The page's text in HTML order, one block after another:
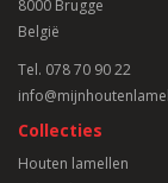
8000 Brugge
België
Tel. 078 70 90 22
Collecties
Houten lamellen